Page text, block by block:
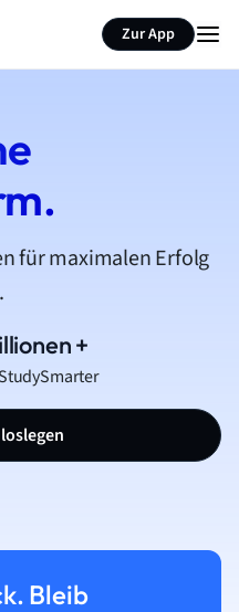
Zur App
für maximalen Erfolg
+
Bleib